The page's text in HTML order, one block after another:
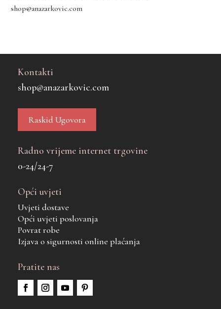
shop@anazarkovic.com
Kontakti
shop@anazarkovic.com
Raskid Ugovora
Radno vrijeme internet trgovine
0-24/24-7
Opći uvjeti
Uvjeti dostave
Opći uvjeti poslovanja
Povrat robe
Izjava o sigurnosti online plaćanja
Pratite nas